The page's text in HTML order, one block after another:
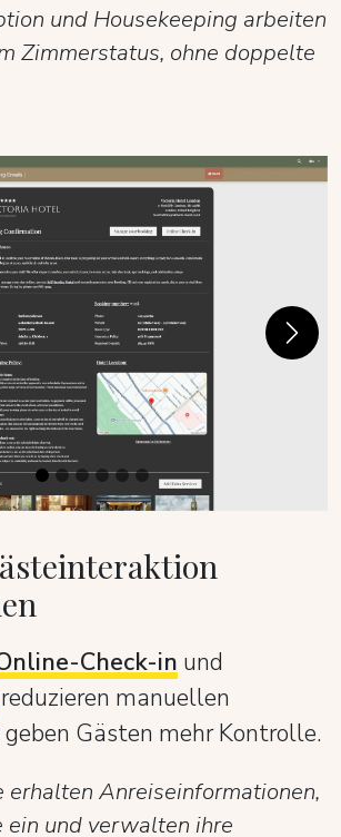
und Housekeeping arbeiten
Zimmerstatus, ohne doppelte
Check-in und
reduzieren manuellen
Gästen mehr Kontrolle.
erhalten Anreiseinformationen,
ein und verwalten ihre
Next